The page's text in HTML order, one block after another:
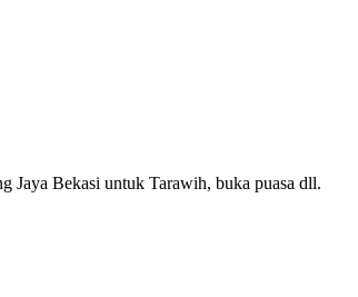
Jaya Bekasi untuk Tarawih, buka puasa dll.